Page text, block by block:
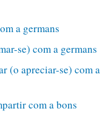
a germans
se) com a germans
(o apreciar-se) com a
com a bons